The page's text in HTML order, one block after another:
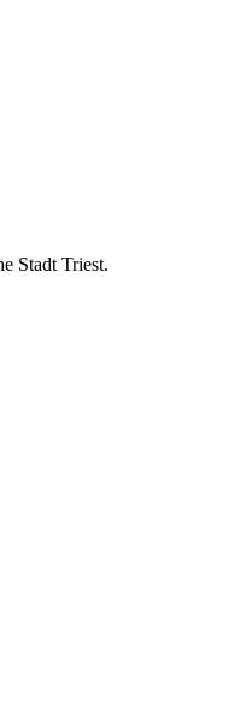
Stadt Triest.